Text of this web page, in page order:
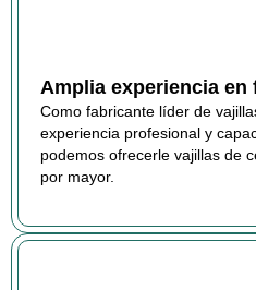
Amplia experiencia en
Como fabricante líder de
experiencia profesional y
podemos ofrecerle vajillas de
por mayor.